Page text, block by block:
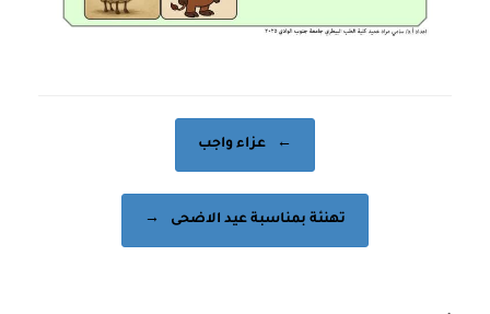
← عزاء واجب
تهنئة بمناسبة عيد الاضحى →